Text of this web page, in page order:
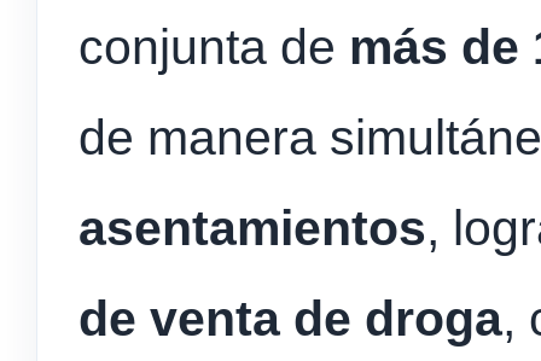
conjunta de más de
de manera
asentamientos,
de venta de droga,